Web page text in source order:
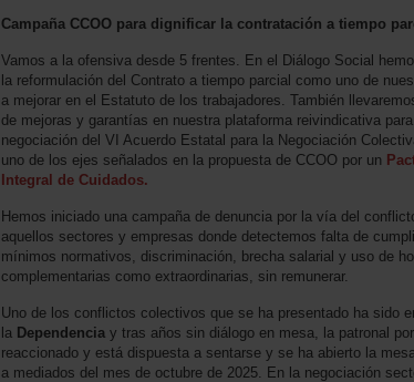
Campaña CCOO para dignificar la contratación a tiempo
Vamos a la ofensiva desde 5 frentes. En el Diálogo Social
la reformulación del Contrato a tiempo parcial como uno de
a mejorar en el Estatuto de los trabajadores. También
de mejoras y garantías en nuestra plataforma reivindicativa
negociación del VI Acuerdo Estatal para la Negociación
uno de los ejes señalados en la propuesta de CCOO por un
Integral de Cuidados.
Hemos iniciado una campaña de denuncia por la vía del
aquellos sectores y empresas donde detectemos falta de
mínimos normativos, discriminación, brecha salarial y uso de
complementarias como extraordinarias, sin remunerar.
Uno de los conflictos colectivos que se ha presentado ha sido
la Dependencia y tras años sin diálogo en mesa, la patronal
reaccionado y está dispuesta a sentarse y se ha abierto la
a mediados del mes de octubre de 2025. En la negociación